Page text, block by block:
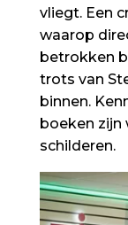
vliegt. Een
waarop
betrokken
trots van
binnen.
boeken zijn
schilderen.